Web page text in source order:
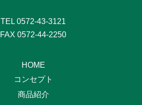
TEL0572-43-3121
FAX 0572-44-2250
HOME
コンセプト
商品紹介